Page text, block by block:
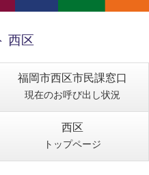
西区
福岡市西区市民課窓口
現在のお呼び出し状況
西区
トップページ